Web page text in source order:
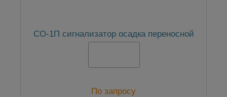
СО-1П сигнализатор осадка переносной
По запросу